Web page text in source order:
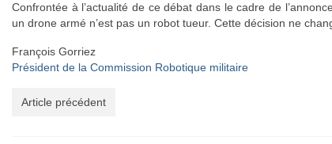
Confrontée à l’actualité de ce débat dans le cadre de
un drone armé n’est pas un robot tueur. Cette décision ne
François Gorriez
Président de la Commission Robotique militaire
Article précédent